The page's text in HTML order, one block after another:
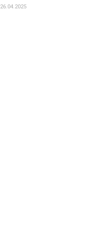
26.04.2025